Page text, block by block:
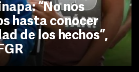
“No nos
hasta conocer
de los hechos”,